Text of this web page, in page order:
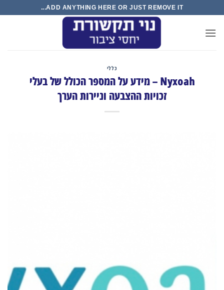
content
ADD ANYTHING HERE OR JUST REMOVE IT...
כללי
Nyxoah – מידע על המספר הכולל של בעלי
זכויות ההצבעה וניירות הערך